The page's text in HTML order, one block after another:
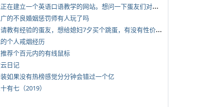
*
我正在建立一个英语口语教学的网站。想问一下蛋友们对这类教学机构或网站的痛点。
的不良婚姻惩罚师有人玩了吗
*
想请教有经验的蛋友，想给媳妇7夕买个跳蛋，有没有性价比高的推荐
个人戒烟经历
荐个百元内的有线鼠标
日记
如果没有热榜感觉分分钟会错过一个亿
有七（2019）